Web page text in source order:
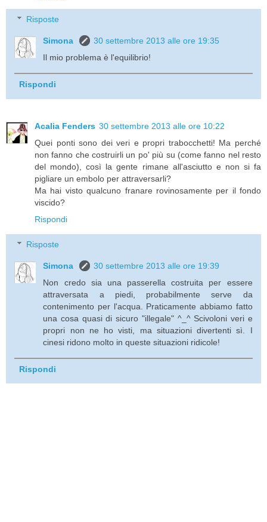
Risposte
Simona
30 settembre 2013 alle ore 19:35
Il mio problema è l'equilibrio!
Rispondi
Acalia Fenders 30 settembre 2013 alle ore 10:22
Quei ponti sono dei veri e propri trabocchetti! Ma perché
non fanno che costruirli un po' più su (come fanno nel resto
del mondo), così la gente rimane all'asciutto e non si fa
pigliare un embolo per attraversarli?
Ma hai visto qualcuno franare rovinosamente per il fondo
viscido?
Rispondi
Risposte
Simona
30 settembre 2013 alle ore 19:39
Non credo sia una passerella costruita per essere
attraversata a piedi, probabilmente serve da
contenimento per l'acqua. Praticamente abbiamo fatto
una cosa quasi di sicuro "illegale" ^_^ Scivoloni veri e
propri non ne ho visti, ma situazioni divertenti sì. I
cinesi ridono molto in queste situazioni ridicole!
Rispondi